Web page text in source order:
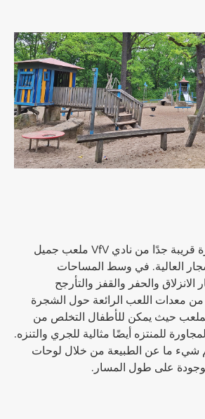
يوجد في حديقة صغيرة قريبة جدًا من نادي VfV ملعب جميل
العالية. في وسط المساحات
والحفر والقفز والتأرجح
من معدات اللعب الرائعة حول الشجرة
حيث يمكن للأطفال التخلص من
للمنتزه أيضًا مثالية للجري والتنزه.
شيء ما عن الطبيعة من خلال لوحات
على طول المسار.